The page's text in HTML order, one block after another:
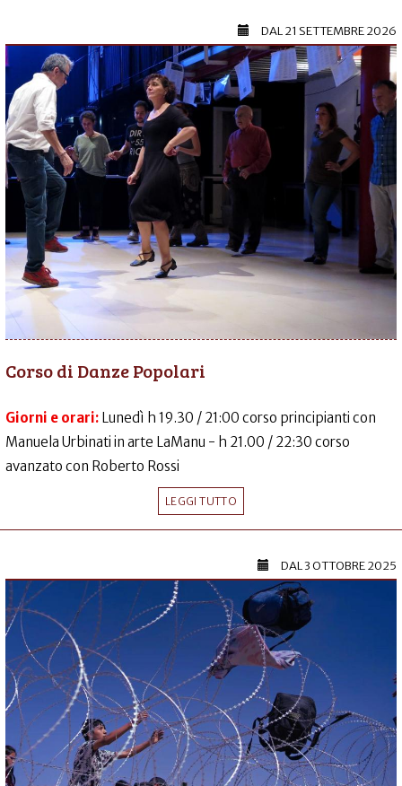
DAL21 SETTEMBRE 2026
Corso di Danze Popolari
Giorni e orari: Lunedì h 19.30 / 21:00 corso principianti con
Manuela Urbinati in arte LaManu - h 21.00 / 22:30 corso
avanzato con Roberto Rossi
LEGGI TUTTO
DAL3 OTTOBRE 2025